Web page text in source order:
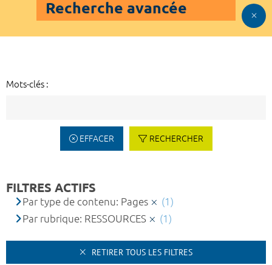
Recherche avancée
Mots-clés :
EFFACER RECHERCHER
FILTRES ACTIFS
Par type de contenu: Pages
(1)
Par rubrique: RESSOURCES
(1)
RETIRER TOUS LES FILTRES